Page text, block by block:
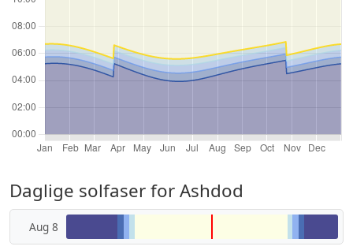
Daglige solfaser for Ashdod
Aug 8